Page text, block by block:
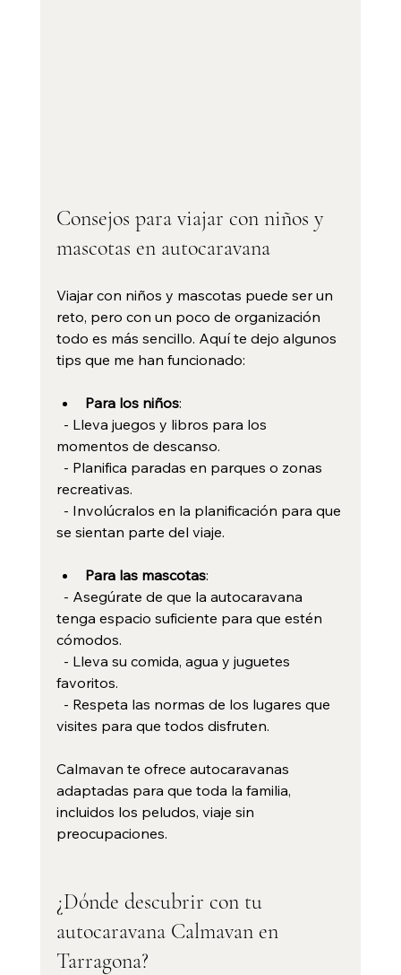
Consejos para viajar con niños y
mascotas en autocaravana
Viajar con niños y mascotas puede ser un
reto, pero con un poco de organización
todo es más sencillo. Aquí te dejo algunos
tips que me han funcionado:
Para los niños:
momentos de descanso.
recreativas.
se sientan parte del viaje.
Para las mascotas:
tenga espacio suficiente para que estén
cómodos.
favoritos.
visites para que todos disfruten.
Calmavan te ofrece autocaravanas
adaptadas para que toda la familia,
incluidos los peludos, viaje sin
preocupaciones.
¿Dónde descubrir con tu
autocaravana Calmavan en
Tarragona?